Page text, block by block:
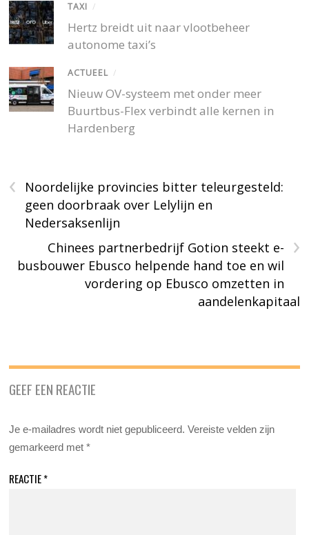
TAXI /
Hertz breidt uit naar vlootbeheer
autonome taxi’s
ACTUEEL /
Nieuw OV-systeem met onder meer
Buurtbus-Flex verbindt alle kernen in
Hardenberg
‹
Noordelijke provincies bitter teleurgesteld:
geen doorbraak over Lelylijn en
Nedersaksenlijn
›
Chinees partnerbedrijf Gotion steekt e-
busbouwer Ebusco helpende hand toe en wil
vordering op Ebusco omzetten in
aandelenkapitaal
GEEF EEN REACTIE
Je e-mailadres wordt niet gepubliceerd. Vereiste velden zijn
gemarkeerd met*
REACTIE*